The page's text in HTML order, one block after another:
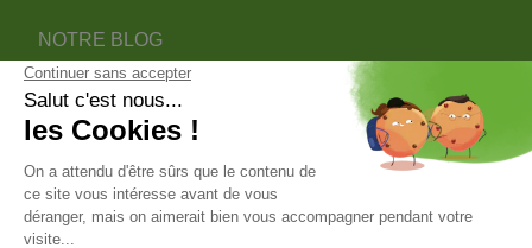
NOTRE BLOG
DEVENIR PARTENAIRE INSTALLATEUR
NOTRE SERVICE APRÈS VENTE
NOS PARTENAIRES OFFICIELS